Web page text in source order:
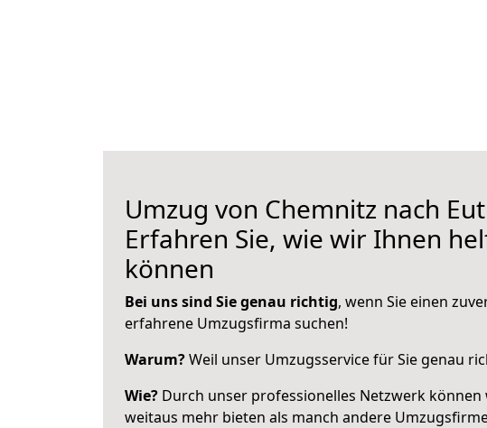
Umzug von Chemnitz nach
Erfahren Sie, wie wir Ihnen
können
Bei uns sind Sie genau richtig, wenn Sie einen
erfahrene Umzugsfirma suchen!
Warum?Weil unser Umzugsservice für Sie genau
Wie? Durch unser professionelles Netzwerk können
weitaus mehr bieten als manch andere